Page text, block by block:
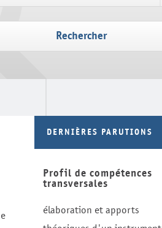
DERNIÈRES PARUTIONS
Profil de compétences
transversales
élaboration et apports